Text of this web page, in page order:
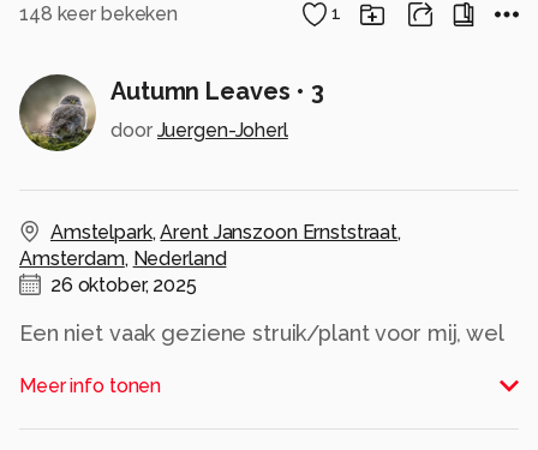
148 keer bekeken 1
Autumn Leaves • 3
door Juergen-Joherl
Amstelpark,Arent Janszoon Ernststraat,
Amsterdam, Nederland
26 oktober, 2025
Een niet vaak geziene struik/plant voor mij, wel
Meer info tonen